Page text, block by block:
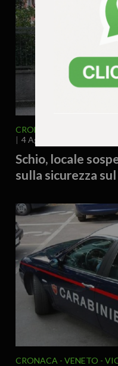
CRONACA
4 Agosto 2026 - 12.16
Schio, locale
sulla sicurezza
CRONACA VENETO